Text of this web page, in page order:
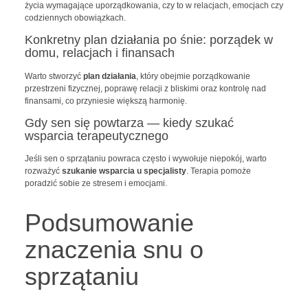
życia wymagające uporządkowania, czy to w relacjach, emocjach czy
codziennych obowiązkach.
Konkretny plan działania po śnie: porządek w
domu, relacjach i finansach
Warto stworzyć plan działania , który obejmie porządkowanie
przestrzeni fizycznej, poprawę relacji z bliskimi oraz kontrolę nad
finansami, co przyniesie większą harmonię.
Gdy sen się powtarza — kiedy szukać
wsparcia terapeutycznego
Jeśli sen o sprzątaniu powraca często i wywołuje niepokój, warto
rozważyć szukanie wsparcia u specjalisty. Terapia pomoże
poradzić sobie ze stresem i emocjami.
Podsumowanie
znaczenia snu o
sprzątaniu